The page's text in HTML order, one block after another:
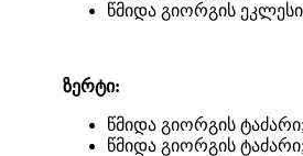
წმიდა გიორგის
ზერტი:
წმიდა გიორგის
წმიდა გიორგის